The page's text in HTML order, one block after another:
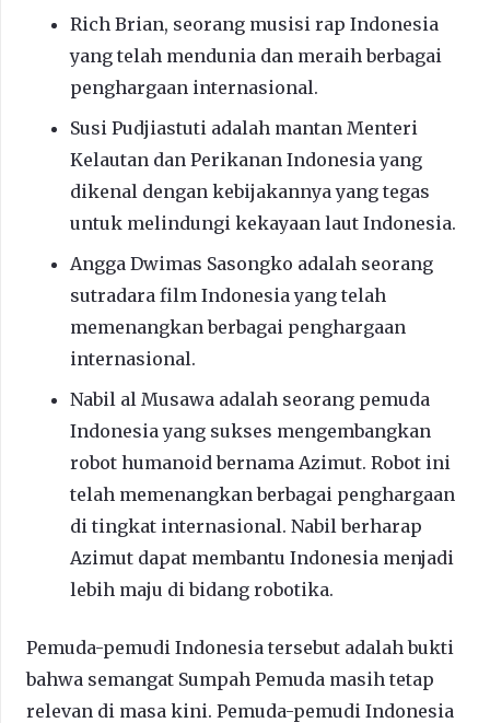
Rich Brian, seorang musisi rap Indonesia
yang telah mendunia dan meraih berbagai
penghargaan internasional.
Susi Pudjiastuti adalah mantan Menteri
Kelautan dan Perikanan Indonesia yang
dikenal dengan kebijakannya yang tegas
untuk melindungi kekayaan laut Indonesia.
Angga Dwimas Sasongko adalah seorang
sutradara film Indonesia yang telah
memenangkan berbagai penghargaan
internasional.
Nabil al Musawa adalah seorang pemuda
Indonesia yang sukses mengembangkan
robot humanoid bernama Azimut. Robot ini
telah memenangkan berbagai penghargaan
di tingkat internasional. Nabil berharap
Azimut dapat membantu Indonesia menjadi
lebih maju di bidang robotika.
Pemuda-pemudi Indonesia tersebut adalah bukti
bahwa semangat Sumpah Pemuda masih tetap
relevan di masa kini. Pemuda-pemudi Indonesia